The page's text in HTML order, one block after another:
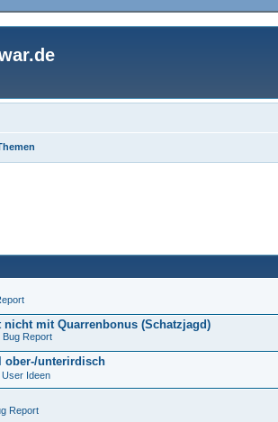
mit Quarrenbonus (Schatzjagd)
Bug Report
ober-/unterirdisch
User Ideen
Report